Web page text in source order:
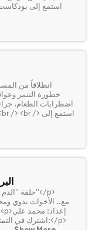
‏انطلاقاً من
خطورة التنمر
اضطرابات الطعام،